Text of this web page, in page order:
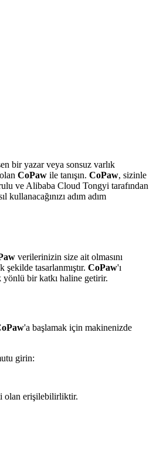
bir yazar veya sonsuz varlık
CoPaw ile tanışın. CoPaw, sizinle
ve Alibaba Cloud Tongyi tarafından
kullanacağınızı adım adım
verilerinizin size ait olmasını
tasarlanmıştır. CoPaw'ı
yönlü bir katkı haline getirir.
'a başlamak için makinenizde
girin:
olan erişilebilirliktir.